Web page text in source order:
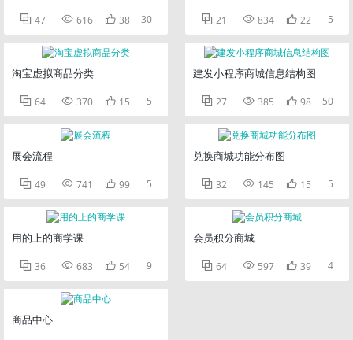
 47  616  38 30
淘宝虚拟商品分类
 64  370  15 5
展会流程
 49  741  99 5
用的上的商学课
 36  683  54 9
商品中心
 21  834  22 5
建发小程序商城信息结构图
 27  385  98 50
兑换商城功能分布图
 32  145  15 5
会员积分商城
 64  597  39 4